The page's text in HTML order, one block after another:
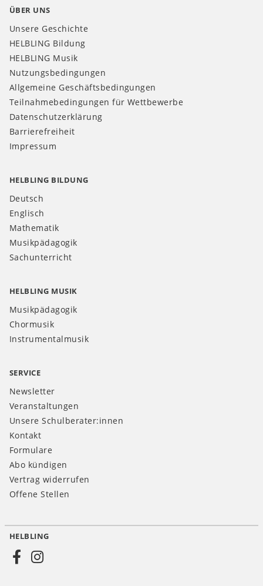
ÜBER UNS
Unsere Geschichte
HELBLING Bildung
HELBLING Musik
Nutzungsbedingungen
Allgemeine Geschäftsbedingungen
Teilnahmebedingungen für Wettbewerbe
Datenschutzerklärung
Barrierefreiheit
Impressum
HELBLING BILDUNG
Deutsch
Englisch
Mathematik
Musikpädagogik
Sachunterricht
HELBLING MUSIK
Musikpädagogik
Chormusik
Instrumentalmusik
SERVICE
Newsletter
Veranstaltungen
Unsere Schulberater:innen
Kontakt
Formulare
Abo kündigen
Vertrag widerrufen
Offene Stellen
Social
HELBLING